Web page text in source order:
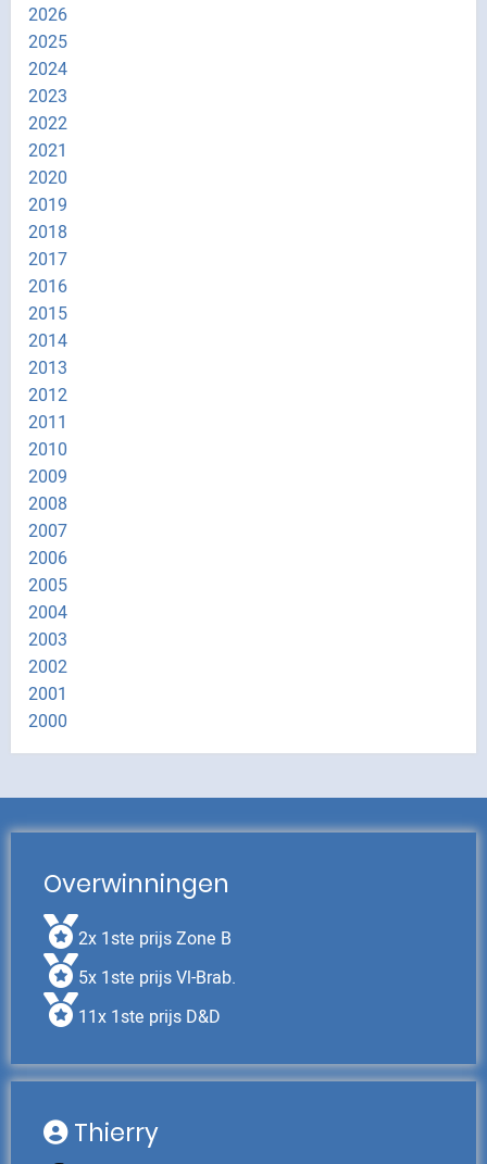
2026
2025
2024
2023
2022
2021
2020
2019
2018
2017
2016
2015
2014
2013
2012
2011
2010
2009
2008
2007
2006
2005
2004
2003
2002
2001
2000
Overwinningen
2x 1ste prijs Zone B
5x 1ste prijs Vl-Brab.
11x 1ste prijs D&D
Thierry